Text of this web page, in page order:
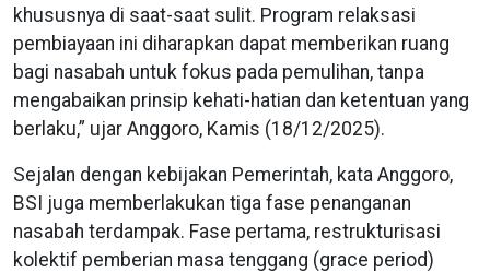
khususnya di saat-saat sulit. Program relaksasi
pembiayaan ini diharapkan dapat memberikan ruang
bagi nasabah untuk fokus pada pemulihan, tanpa
mengabaikan prinsip kehati-hatian dan ketentuan yang
berlaku,” ujar Anggoro, Kamis (18/12/2025).
Sejalan dengan kebijakan Pemerintah, kata Anggoro,
BSI juga memberlakukan tiga fase penanganan
nasabah terdampak. Fase pertama, restrukturisasi
kolektif pemberian masa tenggang (grace period)